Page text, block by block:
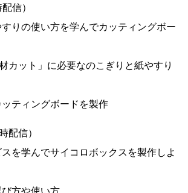
信）
すりの使い方を学んでカッティングボー
カット」に必要なのこぎりと紙やすり
ッティングボードを製作
信）
スを学んでサイコロボックスを製作しよ
び方や使い方